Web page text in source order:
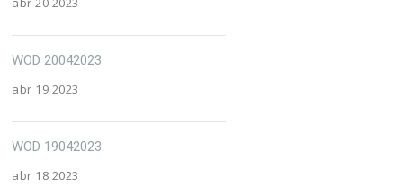
WOD 20042023
abr 19 2023
WOD 19042023
abr 18 2023